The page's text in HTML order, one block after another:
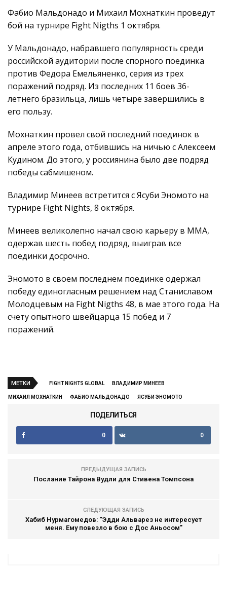
Фабио Мальдонадо и Михаил Мохнаткин проведут
бой на турнире Fight Nigths 1 октября.
У Мальдонадо, набравшего популярность среди
российской аудитории после спорного поединка
против Федора Емельяненко, серия из трех
поражений подряд. Из последних 11 боев 36-
летнего бразильца, лишь четыре завершились в
его пользу.
Мохнаткин провел свой последний поединок в
апреле этого года, отбившись на ничью с Алексеем
Кудином. До этого, у россиянина было две подряд
победы сабмишеном.
Владимир Минеев встретится с Ясуби Эномото на
турнире Fight Nights, 8 октября.
Минеев великолепно начал свою карьеру в ММА,
одержав шесть побед подряд, выиграв все
поединки досрочно.
Эномото в своем последнем поединке одержал
победу единогласным решением над Станиславом
Молодцевым на Fight Nigths 48, в мае этого года. На
счету опытного швейцарца 15 побед и 7
поражений.
МЕТКИ FIGHT NIGHTS GLOBAL ВЛАДИМИР МИНЕЕВ
МИХАИЛ МОХНАТКИН ФАБИО МАЛЬДОНАДО ЯСУБИ ЭНОМОТО
ПОДЕЛИТЬСЯ
0 0
ПРЕДЫДУЩАЯ ЗАПИСЬ
Послание Тайрона Вудли для Стивена Томпсона
СЛЕДУЮЩАЯ ЗАПИСЬ
Хабиб Нурмагомедов: "Эдди Альварез не интересует
меня. Ему повезло в бою с Дос Аньосом"